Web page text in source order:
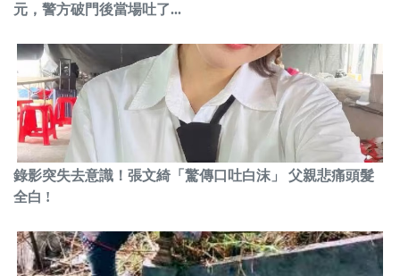
元，警方破門後當場吐了...
錄影突失去意識！張文綺「驚傳口吐白沫」 父親悲痛頭髮
全白 !